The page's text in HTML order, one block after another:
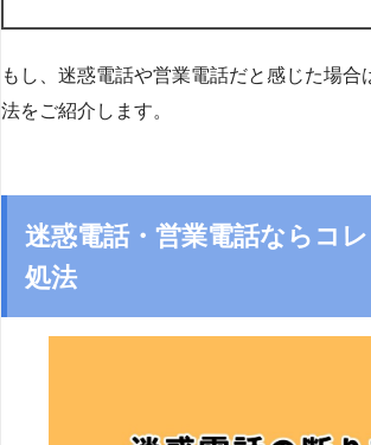
もし、迷惑電話や営業電話だと感じた場合
法をご紹介します。
迷惑電話・営業電話ならコ
処法